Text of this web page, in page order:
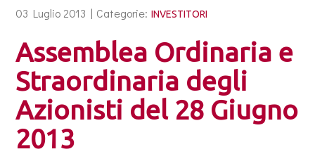
03 Luglio 2013 | Categorie: INVESTITORI
Assemblea Ordinaria e
Straordinaria degli
Azionisti del 28 Giugno
2013